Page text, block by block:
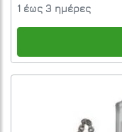
1 έως 3 ημέρες